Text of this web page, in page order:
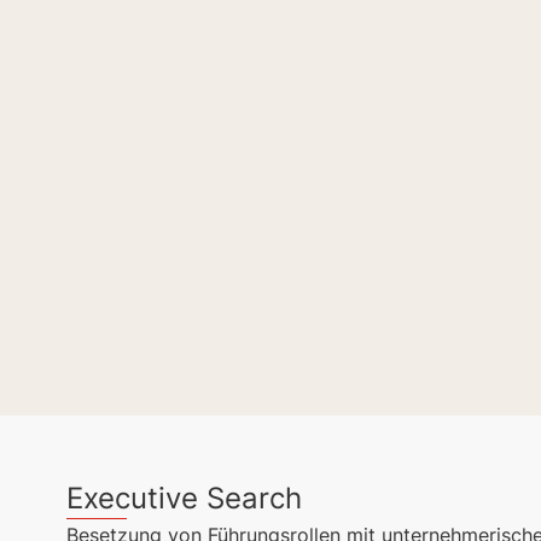
Executive Search
Besetzung von Führungsrollen mit